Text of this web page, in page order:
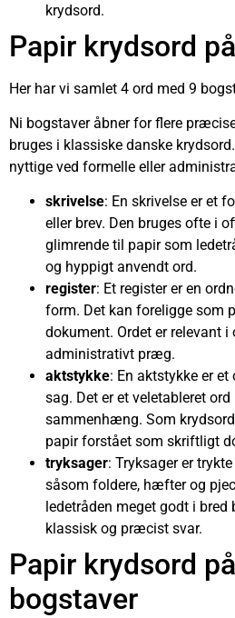
krydsord.
Papir krydsord
Her har vi samlet 4 ord med 9
Ni bogstaver åbner for flere
bruges i klassiske danske
nyttige ved formelle eller
skrivelse: En skrivelse er et
eller brev. Den bruges ofte i
glimrende til papir som
og hyppigt anvendt ord.
register: Et register er en
form. Det kan foreligge som
dokument. Ordet er relevant i
administrativt præg.
aktstykke: En aktstykke er
sag. Det er et veletableret
sammenhæng. Som
papir forstået som skriftligt
tryksager: Tryksager er
såsom foldere, hæfter og
ledetråden meget godt i bred
klassisk og præcist svar.
Papir krydsord
bogstaver